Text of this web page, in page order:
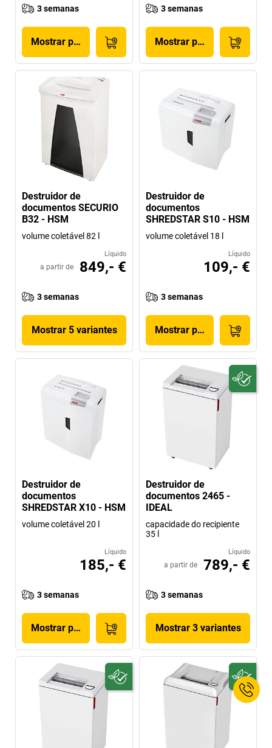
3 semanas
Mostrar produto
3 semanas
Mostrar produto
Destruidor de
documentos SECURIO
B32 - HSM
volume coletável 82 l
Líquido
a partir de 849,- €
3 semanas
Mostrar 5 variantes
Destruidor de
documentos
SHREDSTAR S10 - HSM
volume coletável 18 l
Líquido
109,- €
3 semanas
Mostrar produto
Destruidor de
documentos
SHREDSTAR X10 - HSM
volume coletável 20 l
Líquido
185,- €
3 semanas
Mostrar produto
Destruidor de
documentos 2465 -
IDEAL
capacidade do recipiente
35 l
Líquido
a partir de 789,- €
3 semanas
Mostrar 3 variantes